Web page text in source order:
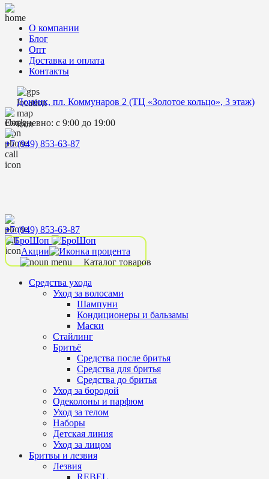
О компании
Блог
Опт
Доставка и оплата
Контакты
Донецк, пл. Коммунаров 2 (ТЦ «Золотое кольцо», 3 этаж)
Ежедневно: с 9:00 до 19:00
+7 (949) 853-63-87
+7 (949) 853-63-87
Акции
Каталог товаров
Средства ухода
Уход за волосами
Шампуни
Кондиционеры и бальзамы
Маски
Стайлинг
Бритьё
Средства после бритья
Средства для бритья
Средства до бритья
Уход за бородой
Одеколоны и парфюм
Уход за телом
Наборы
Детская линия
Уход за лицом
Бритвы и лезвия
Лезвия
REBEL